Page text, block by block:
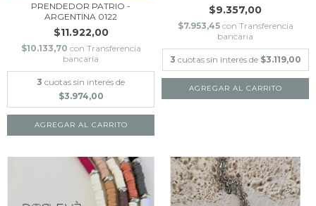
PRENDEDOR PATRIO -
ARGENTINA 0122
$11.922,00
$10.133,70 con Transferencia
bancaria
3 cuotas sin interés de
$3.974,00
$9.357,00
$7.953,45 con Transferencia
bancaria
3 cuotas sin interés de $3.119,00